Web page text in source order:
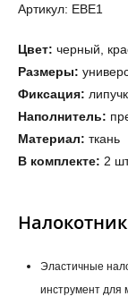
Артикул: EBE1
Цвет: черный,
Размеры:
Фиксация:
Наполнитель:
Материал: ткань
В комплекте: 2
Эластичные
инструмент для